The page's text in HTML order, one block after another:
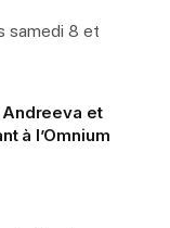
samedi 8 et
et
à l’Omnium